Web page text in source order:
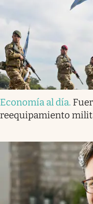
Economía al día.
reequipamiento